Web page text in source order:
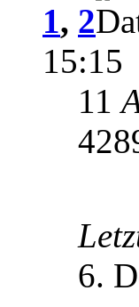
1, 2
15:15
11
6.